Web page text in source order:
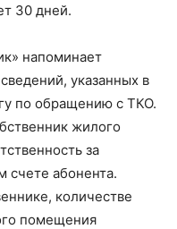
30 дней.
напоминает
указанных в
по обращению с ТКО.
жилого
за
счете абонента.
количестве
помещения